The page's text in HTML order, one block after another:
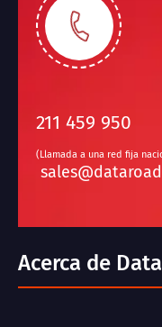
211 459 950
(Llamada a una red fija
Acerca de